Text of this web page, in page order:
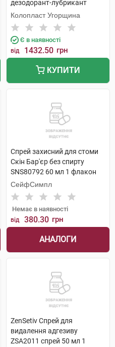
дезодорант-лубрикант
12060 дезодорант 7,5 мл 20
шт
Колопласт Угорщина
Є в наявності
від 1432.50 грн
КУПИТИ
Спрей захисний для стоми
Скін Бар'єр без спирту
SNS80792 60 мл 1 флакон
СейфСимпл
Немає в наявності
від 380.30 грн
АНАЛОГИ
ZenSetiv Спрей для
видалення адгезиву
ZSA2011 спрей 50 мл 1